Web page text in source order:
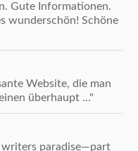
Gute Informationen.
wunderschön! Schöne
Website, die man
überhaupt ..."
writers paradise—part